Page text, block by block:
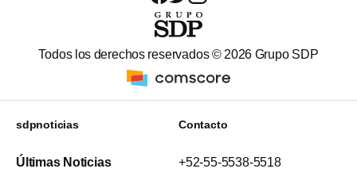
Todos los derechos reservados ©2026 Grupo SDP
sdpnoticias
Últimas Noticias
Contacto
+52-55-5538-5518